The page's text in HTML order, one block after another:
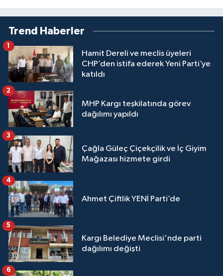
Trend Haberler
Hamit Dereli ve meclis üyeleri
CHP’den istifa ederek Yeni Parti’ye
katıldı
1
MHP Kargı teşkilatında görev
dağılımı yapıldı
2
Çağla Güleç Çiçekçilik ve İç Giyim
Mağazası hizmete girdi
3
Ahmet Çiftlik YENİ Parti’de
4
Kargı Belediye Meclisi'nde parti
dağılımı değişti
5
6